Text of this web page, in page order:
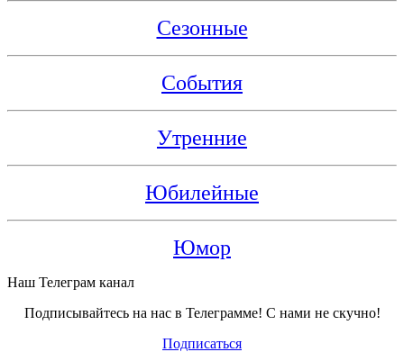
Сезонные
События
Утренние
Юбилейные
Юмор
Наш Телеграм канал
Подписывайтесь на нас в Телеграмме! С нами не скучно!
Подписаться